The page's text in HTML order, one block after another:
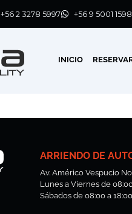
+56 2 3278 5997 +56 9 5001 1598
INICIO
ARRIENDO DE
Av. Américo Vespucio
Lunes a Viernes de
Sábados de 08:00 a